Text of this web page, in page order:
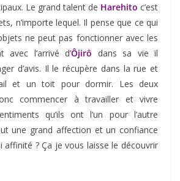
Le grand talent de Harehito c’est
n’importe lequel. Il pense que ce qui
ne peut pas fonctionner avec les
avec l’arrivé d’Ôjirô dans sa vie il
d’avis. Il le récupère dans la rue et
et un toit pour dormir. Les deux
commencer à travailler et vivre
qu’ils ont l’un pour l’autre
une grand affection et un confiance
affinité ? Ça je vous laisse le découvrir